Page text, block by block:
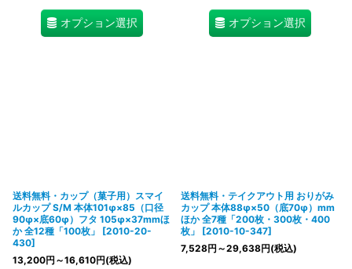
オプション選択 オプション選択
送料無料・カップ（菓子用）スマイ
ルカップ S/M 本体101φ×85（口径
90φ×底60φ）フタ 105φ×37mmほ
か 全12種「100枚」
[2010-20-
430]
13,200円 ～16,610円(税込)
送料無料・テイクアウト用 おりがみ
カップ 本体88φ×50（底70φ）mm
ほか 全7種「200枚・300枚・400
枚」
[2010-10-347]
7,528円 ～29,638円(税込)